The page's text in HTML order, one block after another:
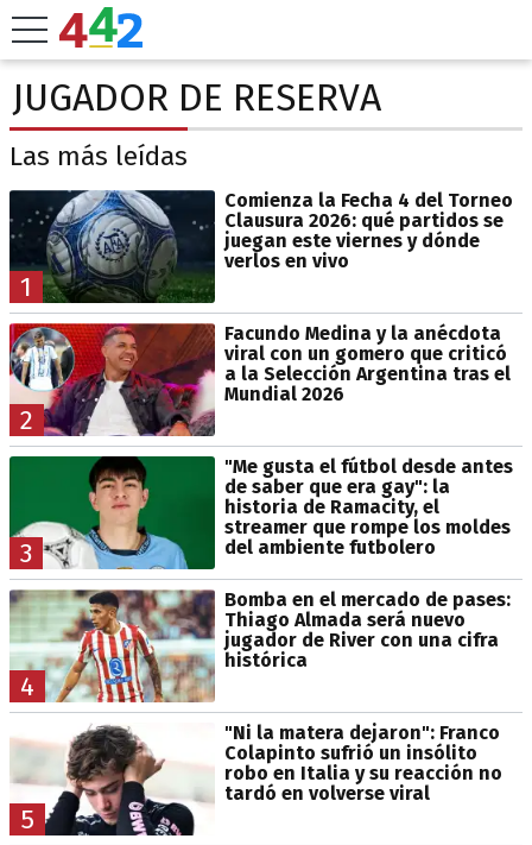
JUGADOR DE RESERVA
Las más leídas
1
Comienza la Fecha 4 del Torneo
Clausura 2026: qué partidos se
juegan este viernes y dónde
verlos en vivo
2
Facundo Medina y la anécdota
viral con un gomero que criticó
a la Selección Argentina tras el
Mundial 2026
3
"Me gusta el fútbol desde antes
de saber que era gay": la
historia de Ramacity, el
streamer que rompe los moldes
del ambiente futbolero
4
Bomba en el mercado de pases:
Thiago Almada será nuevo
jugador de River con una cifra
histórica
5
"Ni la matera dejaron": Franco
Colapinto sufrió un insólito
robo en Italia y su reacción no
tardó en volverse viral